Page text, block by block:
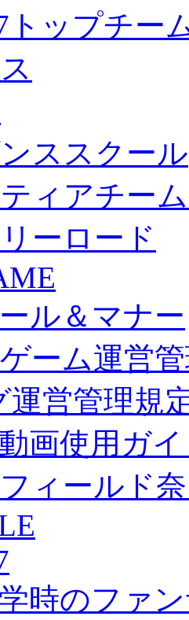
トップチー
ススクール
ィアチー
ーロード
ル＆マナー
ーム運営
運営管理規
画使用ガ
ィールド
時のファ